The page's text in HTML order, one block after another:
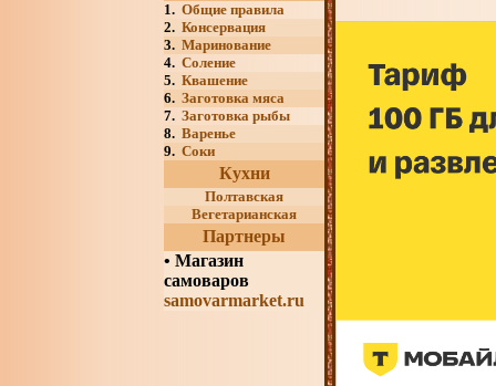
1. Общие правила
2. Консервация
3. Маринование
4. Соление
5. Квашение
6. Заготовка мяса
7. Заготовка рыбы
8. Варенье
9. Соки
Кухни
Полтавская
Вегетарианская
Партнеры
• Магазин
самоваров
samovarmarket.ru